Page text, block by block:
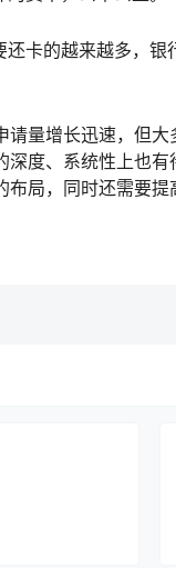
卡的越来越多，
量增长迅速，但
度、系统性上也
局，同时还需要